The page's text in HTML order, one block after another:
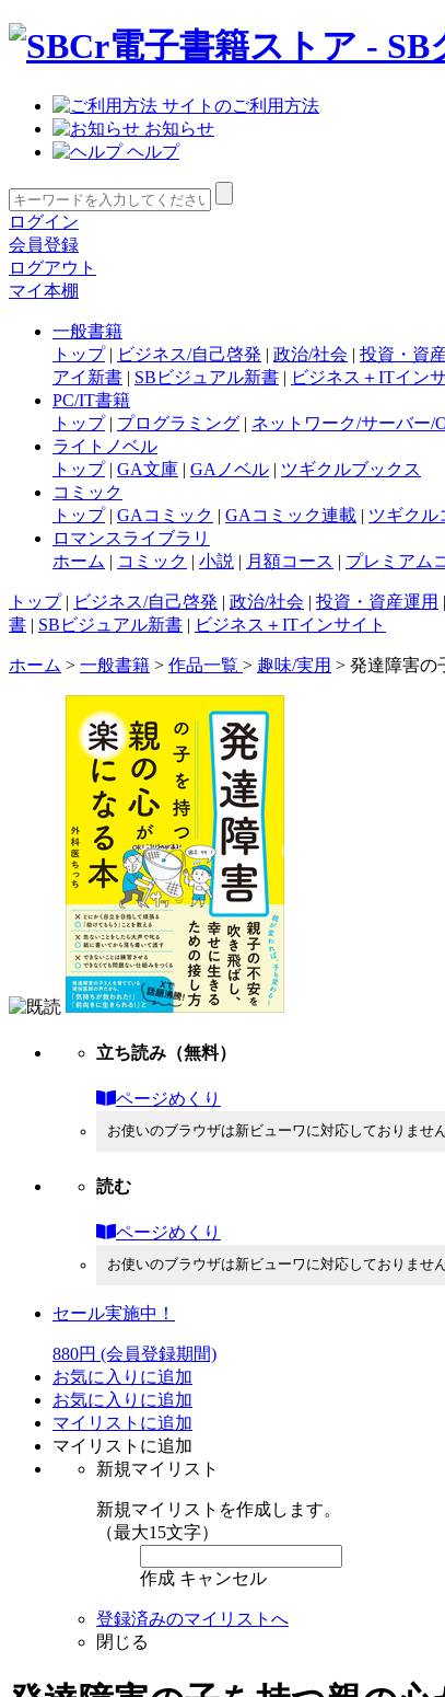
サイトのご利用方法
お知らせ
ヘルプ
ログイン
会員登録
ログアウト
マイ本棚
一般書籍
トップ| ビジネス/自己啓発 | 政治/社会 | 投資・資
アイ新書 | SBビジュアル新書 | ビジネス＋ITイン
PC/IT書籍
トップ| プログラミング | ネットワーク/サーバー/
ライトノベル
トップ| GA文庫 | GAノベル | ツギクルブックス
コミック
トップ| GAコミック | GAコミック連載 | ツギクル
ロマンスライブラリ
ホーム | コミック | 小説 | 月額コース | プレミアム
トップ| ビジネス/自己啓発 | 政治/社会 | 投資・資産運用 |
書 | SBビジュアル新書 | ビジネス＋ITインサイト
ホーム > 一般書籍 > 作品一覧 > 趣味/実用 > 発達障害の
立ち読み （無料）
ページめくり
お使いのブラウザは新ビューワに対応しておりません
読む
ページめくり
お使いのブラウザは新ビューワに対応しておりません
セール実施中！
880円 (会員登録期間)
お気に入りに追加
お気に入りに追加
マイリストに追加
マイリストに追加
新規マイリスト
新規マイリストを作成します。
（最大15文字）
作成 キャンセル
登録済みのマイリストへ
閉じる